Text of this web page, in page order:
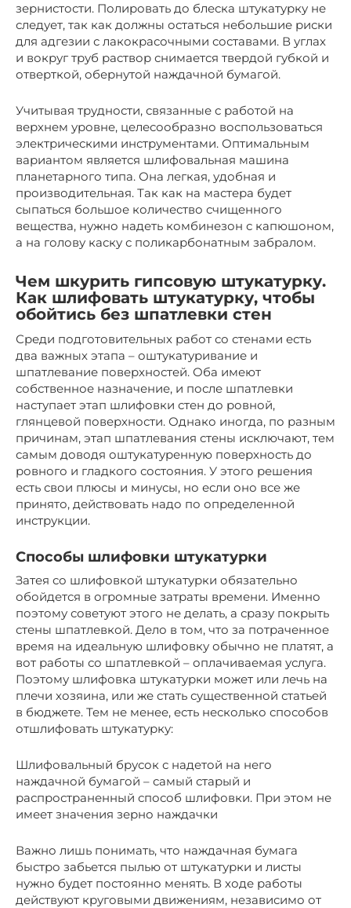
зернистости. Полировать до блеска штукатурку не
следует, так как должны остаться небольшие риски
для адгезии с лакокрасочными составами. В углах
и вокруг труб раствор снимается твердой губкой и
отверткой, обернутой наждачной бумагой.
Учитывая трудности, связанные с работой на
верхнем уровне, целесообразно воспользоваться
электрическими инструментами. Оптимальным
вариантом является шлифовальная машина
планетарного типа. Она легкая, удобная и
производительная. Так как на мастера будет
сыпаться большое количество счищенного
вещества, нужно надеть комбинезон с капюшоном,
а на голову каску с поликарбонатным забралом.
Чем шкурить гипсовую штукатурку.
Как шлифовать штукатурку, чтобы
обойтись без шпатлевки стен
Среди подготовительных работ со стенами есть
два важных этапа – оштукатуривание и
шпатлевание поверхностей. Оба имеют
собственное назначение, и после шпатлевки
наступает этап шлифовки стен до ровной,
глянцевой поверхности. Однако иногда, по разным
причинам, этап шпатлевания стены исключают, тем
самым доводя оштукатуренную поверхность до
ровного и гладкого состояния. У этого решения
есть свои плюсы и минусы, но если оно все же
принято, действовать надо по определенной
инструкции.
Способы шлифовки штукатурки
Затея со шлифовкой штукатурки обязательно
обойдется в огромные затраты времени. Именно
поэтому советуют этого не делать, а сразу покрыть
стены шпатлевкой. Дело в том, что за потраченное
время на идеальную шлифовку обычно не платят, а
вот работы со шпатлевкой – оплачиваемая услуга.
Поэтому шлифовка штукатурки может или лечь на
плечи хозяина, или же стать существенной статьей
в бюджете. Тем не менее, есть несколько способов
отшлифовать штукатурку:
Шлифовальный брусок с надетой на него
наждачной бумагой – самый старый и
распространенный способ шлифовки. При этом не
имеет значения зерно наждачки
Важно лишь понимать, что наждачная бумага
быстро забьется пылью от штукатурки и листы
нужно будет постоянно менять. В ходе работы
действуют круговыми движениям, независимо от